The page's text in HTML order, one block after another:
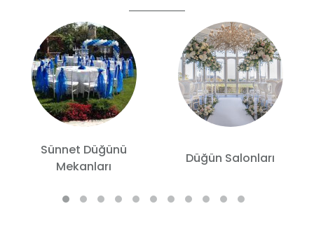
Sünnet Düğünü
Mekanları
Düğün Salonları